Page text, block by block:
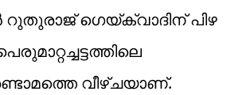
ഗെയ്ക്‌വാദിന് പിഴ
വീഴ്ചയാണ്.